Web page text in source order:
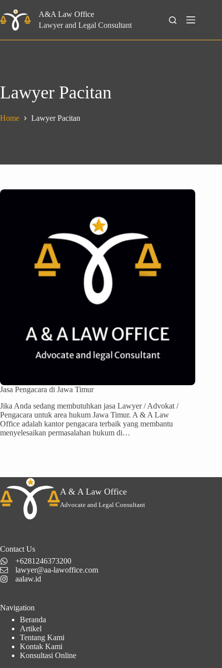
to
content
A&A Law Office
Lawyer and Legal Consultant
Search
Lawyer Pacitan
Home Lawyer Pacitan
Jasa Pengacara di Jawa Timur
Jika Anda sedang membutuhkan jasa Lawyer / Advokat /
Pengacara untuk area hukum Jawa Timur. A & A Law
Office adalah kantor pengacara terbaik yang membantu
menyelesaikan permasalahan hukum di…
A & A Law Office
Advocate and Legal Consultant
Contact Us
+6281246373200
lawyer@aa-lawoffice.com
aalaw.id
Navigation
Beranda
Artikel
Tentang Kami
Kontak Kami
Konsultasi Online